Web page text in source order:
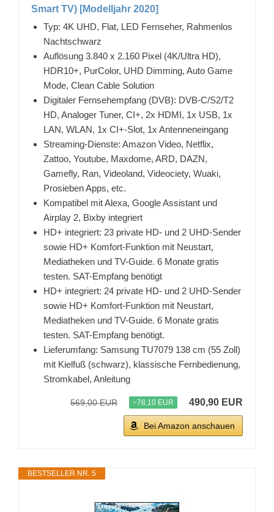
Smart TV) [Modelljahr 2020]
Typ: 4K UHD, Flat, LED Fernseher, Rahmenlos
Nachtschwarz
Auflösung 3.840 x 2.160 Pixel (4K/Ultra HD),
HDR10+, PurColor, UHD Dimming, Auto Game
Mode, Clean Cable Solution
Digitaler Fernsehempfang (DVB): DVB-C/S2/T2
HD, Analoger Tuner, CI+, 2x HDMI, 1x USB, 1x
LAN, WLAN, 1x CI+-Slot, 1x Antenneneingang
Streaming-Dienste: Amazon Video, Netflix,
Zattoo, Youtube, Maxdome, ARD, DAZN,
Gamefly, Ran, Videoland, Videociety, Wuaki,
Prosieben Apps, etc.
Kompatibel mit Alexa, Google Assistant und
Airplay 2, Bixby integriert
HD+ integriert: 23 private HD- und 2 UHD-Sender
sowie HD+ Komfort-Funktion mit Neustart,
Mediatheken und TV-Guide. 6 Monate gratis
testen. SAT-Empfang benötigt
HD+ integriert: 24 private HD- und 2 UHD-Sender
sowie HD+ Komfort-Funktion mit Neustart,
Mediatheken und TV-Guide. 6 Monate gratis
testen. SAT-Empfang benötigt.
Lieferumfang: Samsung TU7079 138 cm (55 Zoll)
mit Kielfuß (schwarz), klassische Fernbedienung,
Stromkabel, Anleitung
569,00 EUR −78,10 EUR 490,90 EUR
Bei Amazon anschauen
BESTSELLER NR. 5